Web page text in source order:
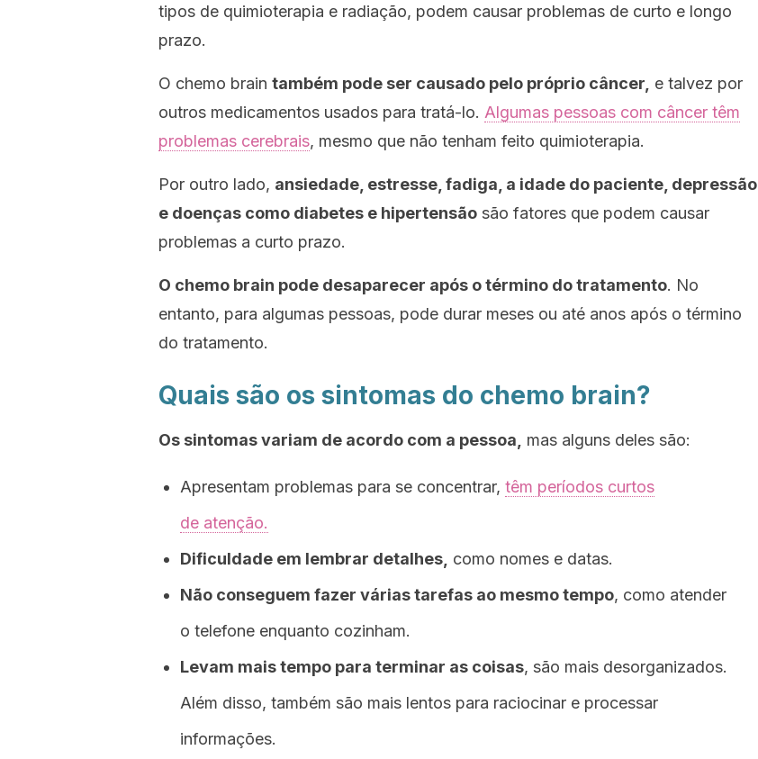
tipos de quimioterapia e radiação, podem causar problemas de curto e longo
prazo.
O chemo brain também pode ser causado pelo próprio câncer, e talvez por
outros medicamentos usados ​​para tratá-lo. Algumas pessoas com câncer têm
problemas cerebrais, mesmo que não tenham feito quimioterapia.
Por outro lado, ansiedade, estresse, fadiga, a idade do paciente, depressão
e doenças como diabetes e hipertensão são fatores que podem causar
problemas a curto prazo.
O chemo brain pode desaparecer após o término do tratamento. No
entanto, para algumas pessoas, pode durar meses ou até anos após o término
do tratamento.
Quais são os sintomas do chemo brain?
Os sintomas variam de acordo com a pessoa, mas alguns deles são:
Apresentam problemas para se concentrar, têm períodos curtos
de atenção.
Dificuldade em lembrar detalhes, como nomes e datas.
Não conseguem fazer várias tarefas ao mesmo tempo, como atender
o telefone enquanto cozinham.
Levam mais tempo para terminar as coisas, são mais desorganizados.
Além disso, também são mais lentos para raciocinar e processar
informações.